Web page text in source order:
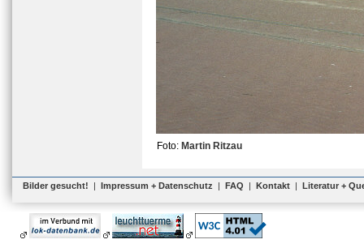
Foto: Martin Ritzau
Bilder gesucht! | Impressum + Datenschutz | FAQ | Kontakt | Literatur +